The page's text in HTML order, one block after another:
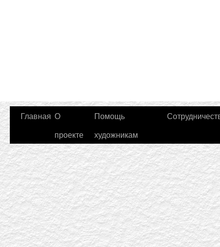
Главная О
проекте
Помощь
художникам